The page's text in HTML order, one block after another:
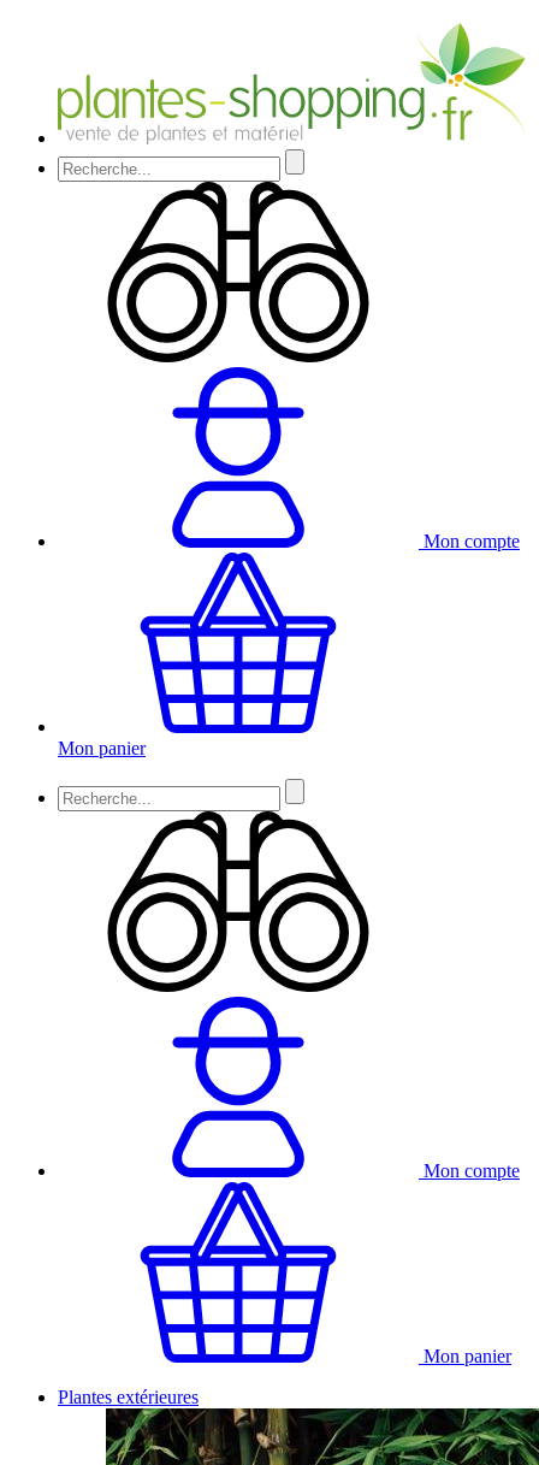
Mon compte
Mon panier
Mon compte
Mon panier
Plantes extérieures